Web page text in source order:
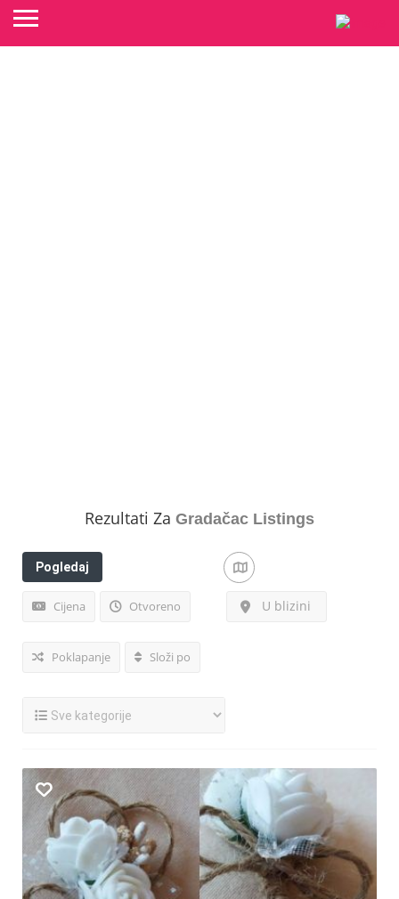
Rezultati Za Gradačac Listings
Pogledaj
Cijena Otvoreno U blizini
Poklapanje Složi po